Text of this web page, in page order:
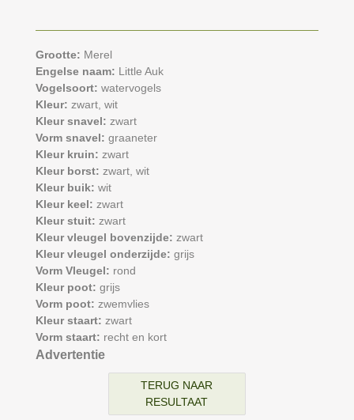
Grootte: Merel
Engelse naam: Little Auk
Vogelsoort: watervogels
Kleur: zwart, wit
Kleur snavel: zwart
Vorm snavel: graaneter
Kleur kruin: zwart
Kleur borst: zwart, wit
Kleur buik: wit
Kleur keel: zwart
Kleur stuit: zwart
Kleur vleugel bovenzijde: zwart
Kleur vleugel onderzijde: grijs
Vorm Vleugel: rond
Kleur poot: grijs
Vorm poot: zwemvlies
Kleur staart: zwart
Vorm staart: recht en kort
Advertentie
TERUG NAAR
RESULTAAT